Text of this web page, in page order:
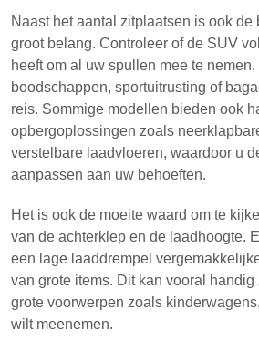
Naast het aantal zitplaatsen is ook de
groot belang. Controleer of de SUV
heeft om al uw spullen mee te
boodschappen, sportuitrusting of
reis. Sommige modellen bieden ook
opbergoplossingen zoals
verstelbare laadvloeren, waardoor u
aanpassen aan uw behoeften.
Het is ook de moeite waard om te
van de achterklep en de laadhoogte.
een lage laaddrempel
van grote items. Dit kan vooral
grote voorwerpen zoals
wilt meenemen.